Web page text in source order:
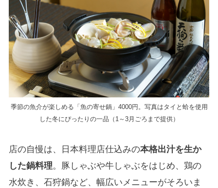
季節の魚介が楽しめる「魚の寄せ鍋」4000円。写真はタイと蛤を使用
した冬にぴったりの一品（1～3月ごろまで提供）
店の自慢は、日本料理店仕込みの本格出汁を生か
した鍋料理。豚しゃぶや牛しゃぶをはじめ、鶏の
水炊き、石狩鍋など、幅広いメニューがそろいま